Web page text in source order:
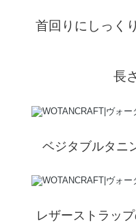
首回りにしっく
長
ベジタブルタニ
レザーストラッ